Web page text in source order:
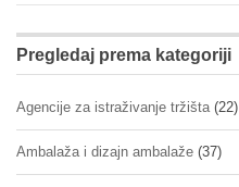
Pregledaj prema kategoriji
Agencije za istraživanje tržišta(22)
Ambalaža i dizajn ambalaže (37)